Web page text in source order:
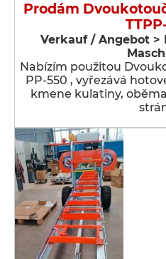
Prodám
Verkauf / Angebot >
Nabízím použitou
PP-550 , vyřezává
kmene kulatiny,